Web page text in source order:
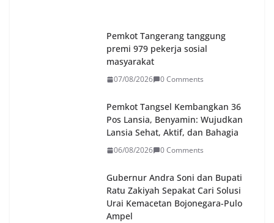
Pemkot Tangerang tanggung
premi 979 pekerja sosial
masyarakat
07/08/2026 0 Comments
Pemkot Tangsel Kembangkan 36
Pos Lansia, Benyamin: Wujudkan
Lansia Sehat, Aktif, dan Bahagia
06/08/2026 0 Comments
Gubernur Andra Soni dan Bupati
Ratu Zakiyah Sepakat Cari Solusi
Urai Kemacetan Bojonegara-Pulo
Ampel